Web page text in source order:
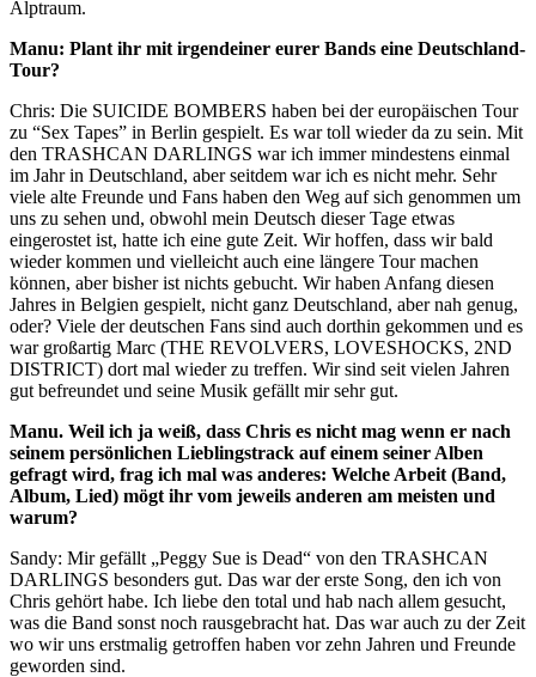
Alptraum.
Manu: Plant ihr mit irgendeiner eurer Bands eine Deutschland-
Tour?
Chris: Die SUICIDE BOMBERS haben bei der europäischen Tour
zu “Sex Tapes” in Berlin gespielt. Es war toll wieder da zu sein. Mit
den TRASHCAN DARLINGS war ich immer mindestens einmal
im Jahr in Deutschland, aber seitdem war ich es nicht mehr. Sehr
viele alte Freunde und Fans haben den Weg auf sich genommen um
uns zu sehen und, obwohl mein Deutsch dieser Tage etwas
eingerostet ist, hatte ich eine gute Zeit. Wir hoffen, dass wir bald
wieder kommen und vielleicht auch eine längere Tour machen
können, aber bisher ist nichts gebucht. Wir haben Anfang diesen
Jahres in Belgien gespielt, nicht ganz Deutschland, aber nah genug,
oder? Viele der deutschen Fans sind auch dorthin gekommen und es
war großartig Marc (THE REVOLVERS, LOVESHOCKS, 2ND
DISTRICT) dort mal wieder zu treffen. Wir sind seit vielen Jahren
gut befreundet und seine Musik gefällt mir sehr gut.
Manu. Weil ich ja weiß, dass Chris es nicht mag wenn er nach
seinem persönlichen Lieblingstrack auf einem seiner Alben
gefragt wird, frag ich mal was anderes: Welche Arbeit (Band,
Album, Lied) mögt ihr vom jeweils anderen am meisten und
warum?
Sandy: Mir gefällt „Peggy Sue is Dead“ von den TRASHCAN
DARLINGS besonders gut. Das war der erste Song, den ich von
Chris gehört habe. Ich liebe den total und hab nach allem gesucht,
was die Band sonst noch rausgebracht hat. Das war auch zu der Zeit
wo wir uns erstmalig getroffen haben vor zehn Jahren und Freunde
geworden sind.